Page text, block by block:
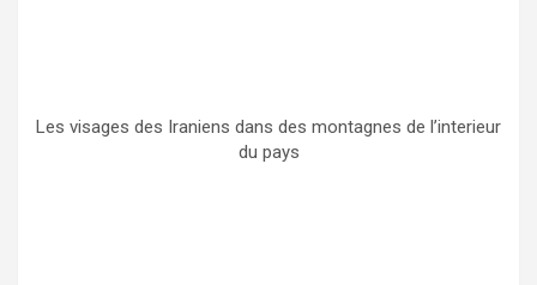
Les visages des Iraniens dans des montagnes de l’interieur
du pays